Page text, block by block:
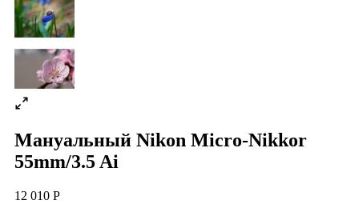
Мануальный Nikon Micro-Nikkor
55mm/3.5 Ai
12 010 Р